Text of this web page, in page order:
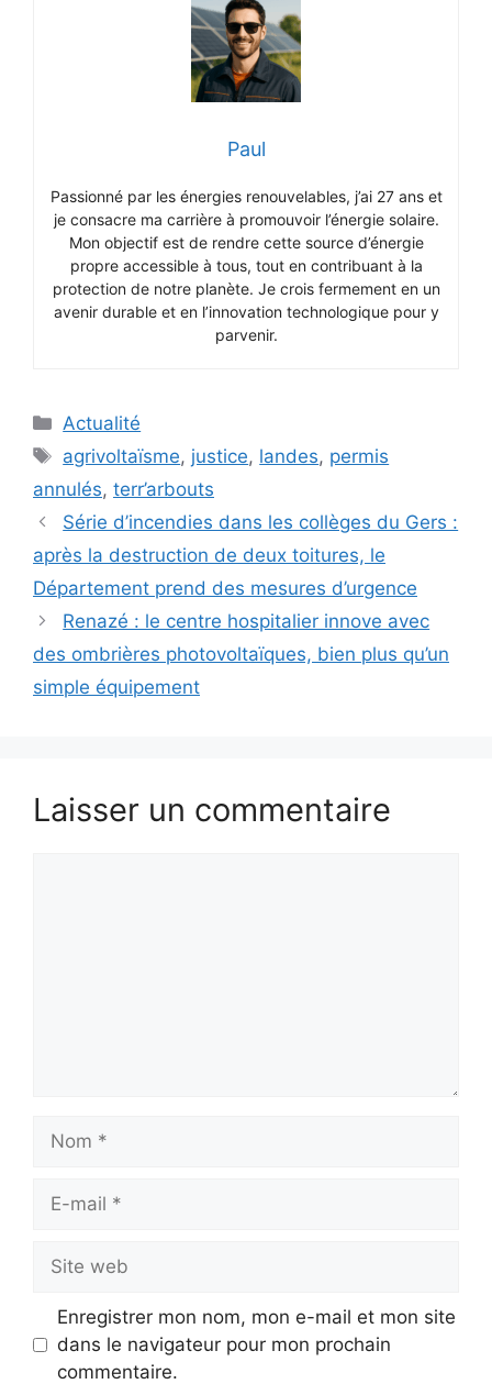
Paul
Passionné par les énergies renouvelables, j’ai 27 ans et
je consacre ma carrière à promouvoir l’énergie solaire.
Mon objectif est de rendre cette source d’énergie
propre accessible à tous, tout en contribuant à la
protection de notre planète. Je crois fermement en un
avenir durable et en l’innovation technologique pour y
parvenir.
Catégories
Actualité
Étiquettes
agrivoltaïsme, justice, landes, permis
annulés, terr’arbouts
Série d’incendies dans les collèges du Gers :
après la destruction de deux toitures, le
Département prend des mesures d’urgence
Renazé : le centre hospitalier innove avec
des ombrières photovoltaïques, bien plus qu’un
simple équipement
Laisser un commentaire
mail
web
Enregistrer mon nom, mon e-mail et mon site
dans le navigateur pour mon prochain
commentaire.